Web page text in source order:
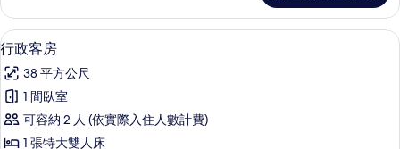
的
所
有
相
片
雙
人
房
的
詳
情
顯
示
行
政
客
行政客房 | 低過敏寢具、客房內保險
6
行政客房
38 平方公尺
1 間臥室
可容納 2 人 (依實際入住人數計費)
1 張特大雙人床